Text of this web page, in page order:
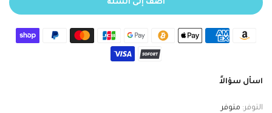
أضف إلى السلة
اسأل سؤالاً
التوفر: متوفر